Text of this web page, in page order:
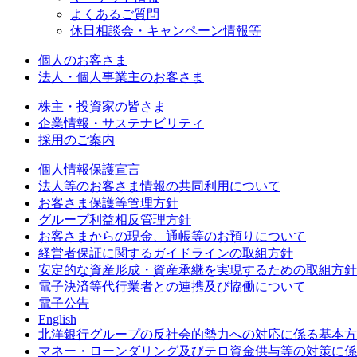
よくあるご質問
休日相談会・キャンペーン情報等
個人のお客さま
法人・個人事業主のお客さま
株主・投資家の皆さま
企業情報・サステナビリティ
採用のご案内
個人情報保護宣言
法人等のお客さま情報の共同利用について
お客さま保護等管理方針
グループ利益相反管理方針
お客さまからの現金、通帳等のお預りについて
経営者保証に関するガイドラインの取組方針
安定的な資産形成・資産承継を実現するための取組方針
電子決済等代行業者との連携及び協働について
電子公告
English
北洋銀行グループの反社会的勢力への対応に係る基本
マネー・ローンダリング及びテロ資金供与等の対策に